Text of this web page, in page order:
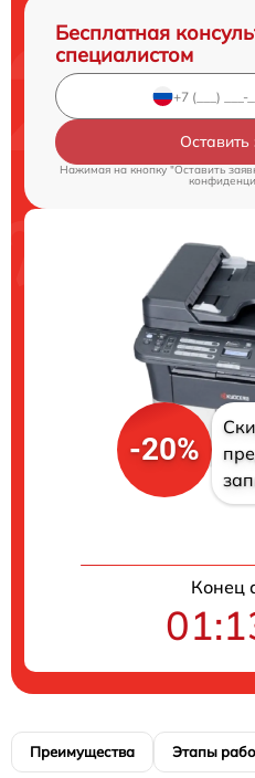
Бесплатная
специалистом
Оставить
Нажимая на кнопку "Оставить
-20%
Конец
Преимущества Этапы